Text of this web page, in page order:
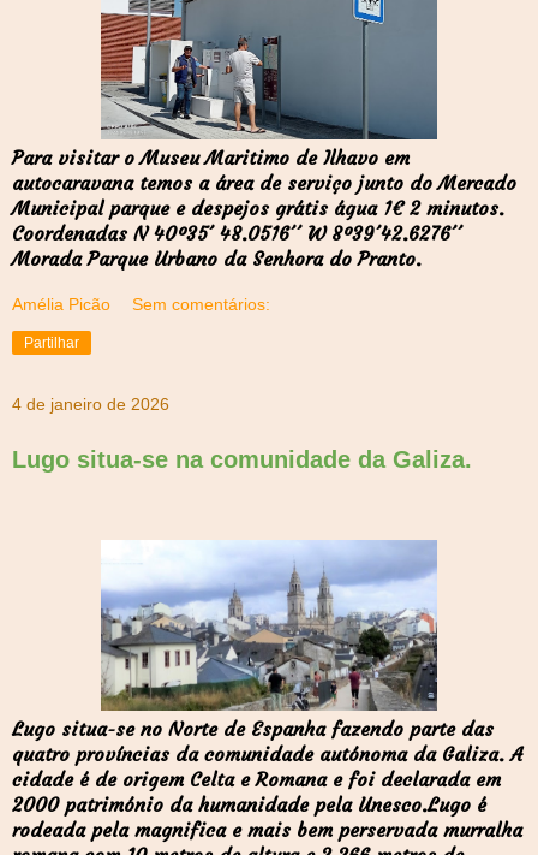
Para visitar o Museu Maritimo de Ilhavo em
autocaravana temos a área de serviço junto do Mercado
Municipal parque e despejos grátis água 1€ 2 minutos.
Coordenadas N 40º35´ 48.0516´´ W 8º39´42.6276´´
Morada Parque Urbano da Senhora do Pranto.
Amélia Picão Sem comentários:
Partilhar
4 de janeiro de 2026
Lugo situa-se na comunidade da Galiza.
Lugo situa-se no Norte de Espanha fazendo parte das
quatro províncias da comunidade autónoma da Galiza. A
cidade é de origem Celta e Romana e foi declarada em
2000 património da humanidade pela Unesco.Lugo é
rodeada pela magnifica e mais bem perservada murralha